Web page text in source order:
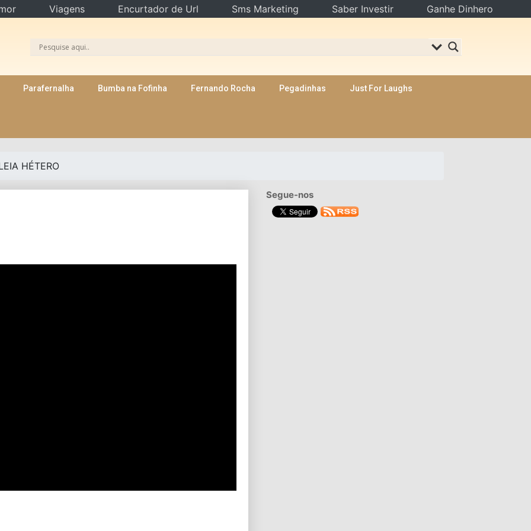
Parafernalha Bumba na Fofinha Fernando Rocha Pegadinhas Just For Laughs
HÉTERO
Segue-nos
Viagens Encurtador de Url Sms Marketing Saber Investir Ganhe Dinhero